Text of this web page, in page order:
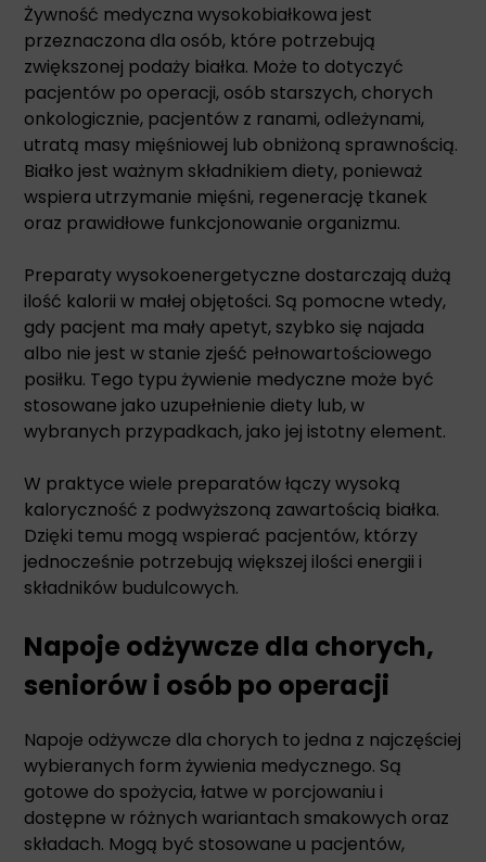
Żywność medyczna wysokobiałkowa jest
przeznaczona dla osób, które potrzebują
zwiększonej podaży białka. Może to dotyczyć
pacjentów po operacji, osób starszych, chorych
onkologicznie, pacjentów z ranami, odleżynami,
utratą masy mięśniowej lub obniżoną sprawnością.
Białko jest ważnym składnikiem diety, ponieważ
wspiera utrzymanie mięśni, regenerację tkanek
oraz prawidłowe funkcjonowanie organizmu.
Preparaty wysokoenergetyczne dostarczają dużą
ilość kalorii w małej objętości. Są pomocne wtedy,
gdy pacjent ma mały apetyt, szybko się najada
albo nie jest w stanie zjeść pełnowartościowego
posiłku. Tego typu żywienie medyczne może być
stosowane jako uzupełnienie diety lub, w
wybranych przypadkach, jako jej istotny element.
W praktyce wiele preparatów łączy wysoką
kaloryczność z podwyższoną zawartością białka.
Dzięki temu mogą wspierać pacjentów, którzy
jednocześnie potrzebują większej ilości energii i
składników budulcowych.
Napoje odżywcze dla chorych,
seniorów i osób po operacji
Napoje odżywcze dla chorych to jedna z najczęściej
wybieranych form żywienia medycznego. Są
gotowe do spożycia, łatwe w porcjowaniu i
dostępne w różnych wariantach smakowych oraz
składach. Mogą być stosowane u pacjentów,